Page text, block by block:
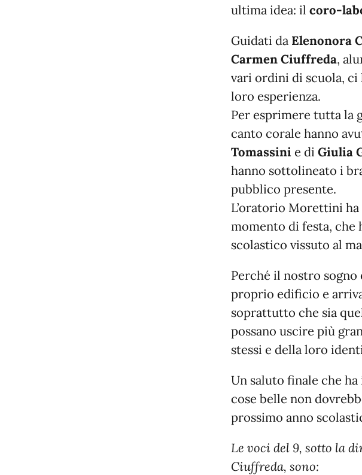
ultima idea: il coro-
Guidati da Elenonora
Carmen Ciuffreda,
vari ordini di scuola, ci
loro esperienza.
Per esprimere tutta la
canto corale hanno
Tomassini e di Giulia
hanno sottolineato i
pubblico presente.
L’oratorio Morettini
momento di festa, che
scolastico vissuto al
Perché il nostro sogno
proprio edificio e
soprattutto che sia
possano uscire più
stessi e della loro
Un saluto finale che
cose belle non
prossimo anno
Le voci del 9, sotto la
Ciuffreda, sono: